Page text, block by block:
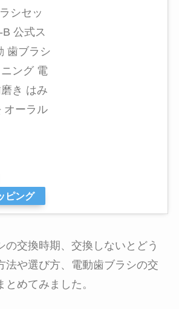
シセッ
B 公式ス
歯ブラシ
ング 電
き はみ
オーラル
ピング
の交換時期、交換しないとどう
法や選び方、電動歯ブラシの交
めてみました。